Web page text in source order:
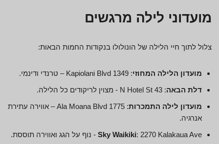
מועדוני לילה מרגשים
צלול לתוך חיי הלילה של הונולולו בנקודות החמות הבאות:
מועדון הלילה המחוזי: 1349 Kapiolani Blvd – טרנדי ודינמי.
דלת הבאה: 43 N Hotel St - מצוין לריקודים כל הלילה.
מועדון לילה התמכרות
: 1775 Ala Moana Blvd – אווירה עתירת
אנרגיה.
Sky Waikiki: 2270 Kalakaua Ave - נוף על הגג ואווירה תוססת.